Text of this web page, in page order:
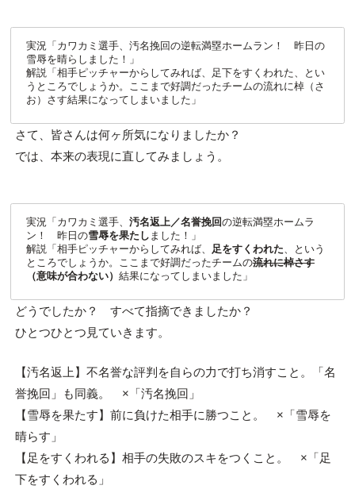
実況「カワカミ選手、汚名挽回の逆転満塁ホームラン！ 昨日の
雪辱を晴らしました！」
解説「相手ピッチャーからしてみれば、足下をすくわれた、とい
うところでしょうか。ここまで好調だったチームの流れに棹（さ
お）さす結果になってしまいました」
さて、皆さんは何ヶ所気になりましたか？
では、本来の表現に直してみましょう。
実況「カワカミ選手、 汚名返上／名誉挽回の逆転満塁ホームラ
ン！ 昨日の雪辱を果たし ました！」
解説「相手ピッチャーからしてみれば、
足をすくわれた 、という
ところでしょうか。ここまで好調だったチームの流れに棹さす
（意味が合わない） 結果になってしまいました」
どうでしたか？ すべて指摘できましたか？
ひとつひとつ見ていきます。
【汚名返上】不名誉な評判を自らの力で打ち消すこと。「名
誉挽回」も同義。 ×「汚名挽回」
【雪辱を果たす】前に負けた相手に勝つこと。 ×「雪辱を
晴らす」
【足をすくわれる】相手の失敗のスキをつくこと。 ×「足
下をすくわれる」